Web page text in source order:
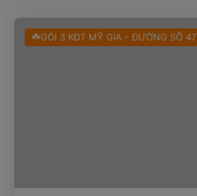
☘️GÓI 3 KĐT MỸ GIA - ĐƯỜNG SỐ 47